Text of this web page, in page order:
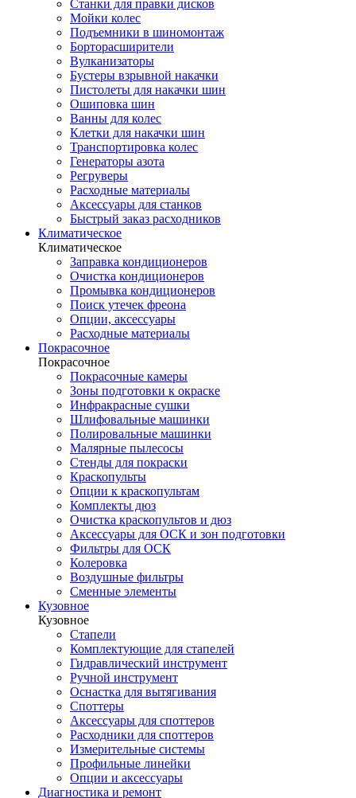
Станки для правки дисков
Мойки колес
Подъемники в шиномонтаж
Борторасширители
Вулканизаторы
Бустеры взрывной накачки
Пистолеты для накачки шин
Ошиповка шин
Ванны для колес
Клетки для накачки шин
Транспортировка колес
Генераторы азота
Регруверы
Расходные материалы
Аксессуары для станков
Быстрый заказ расходников
Климатическое
Климатическое
Заправка кондиционеров
Очистка кондиционеров
Промывка кондиционеров
Поиск утечек фреона
Опции, аксессуары
Расходные материалы
Покрасочное
Покрасочное
Покрасочные камеры
Зоны подготовки к окраске
Инфракрасные сушки
Шлифовальные машинки
Полировальные машинки
Малярные пылесосы
Стенды для покраски
Краскопульты
Опции к краскопультам
Комплекты дюз
Очистка краскопультов и дюз
Аксессуары для ОСК и зон подготовки
Фильтры для ОСК
Колеровка
Воздушные фильтры
Сменные элементы
Кузовное
Кузовное
Стапели
Комплектующие для стапелей
Гидравлический инструмент
Ручной инструмент
Оснастка для вытягивания
Споттеры
Аксессуары для споттеров
Расходники для споттеров
Измерительные системы
Профильные линейки
Опции и аксессуары
Диагностика и ремонт